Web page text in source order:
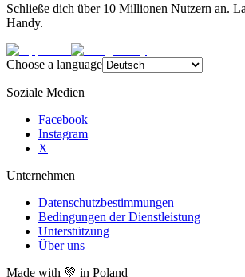
Schließe dich über 10 Millionen Nutzern an.
Handy.
Choose a language
Soziale Medien
Facebook
Instagram
X
Unternehmen
Datenschutzbestimmungen
Bedingungen der Dienstleistung
Unterstützung
Über uns
Made with 💚 in Poland